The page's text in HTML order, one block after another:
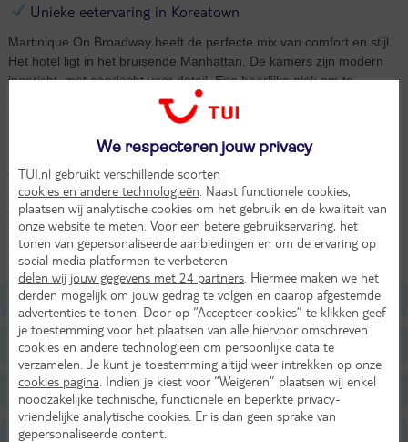
Unieke eetervaring in Koreatown
Martinique On Broadway heeft de perfecte mix van comfort en stijl.
Het hotel ligt in het bruisende Manhattan. De kamers zijn modern
ingericht, met aandacht voor detail. Een heerlijke plek om te
ontspannen na een dag vol avontuur in de stad. Het hotel ligt vlakbij
bezienswaardigheden die je van je lijstje moet afstrepen. Zoals het
indrukwekkende Empire State Building en het levendige Herald
Square, waar je erop los winkelt. Ontdek het gezellige Koreatown
voor een unieke eetervaring. Of wandel door de iconische Times
Square, beroemd om zijn enorme schermen. Geniet van de
verschillende restaurants en bars in het hotel. Martinique On
Broadway geeft je alles wat je nodig hebt voor een ontspannen en
avontuurlijke tijd in New York.
Ligging
Faciliteiten
Restaurants/Bars
Sport & Activiteiten
We respecteren jouw privacy
TUI.nl gebruikt verschillende soorten
cookies en andere technologieën . Naast functionele cookies,
plaatsen wij analytische cookies om het gebruik en de kwaliteit van
onze website te meten. Voor een betere gebruikservaring, het
tonen van gepersonaliseerde aanbiedingen en om de ervaring op
social media platformen te verbeteren
delen wij jouw gegevens met 24 partners . Hiermee maken we het
derden mogelijk om jouw gedrag te volgen en daarop afgestemde
advertenties te tonen. Door op “Accepteer cookies” te klikken geef
je toestemming voor het plaatsen van alle hiervoor omschreven
cookies en andere technologieën om persoonlijke data te
verzamelen. Je kunt je toestemming altijd weer intrekken op onze
cookies pagina . Indien je kiest voor “Weigeren” plaatsen wij enkel
noodzakelijke technische, functionele en beperkte privacy-
vriendelijke analytische cookies. Er is dan geen sprake van
gepersonaliseerde content.